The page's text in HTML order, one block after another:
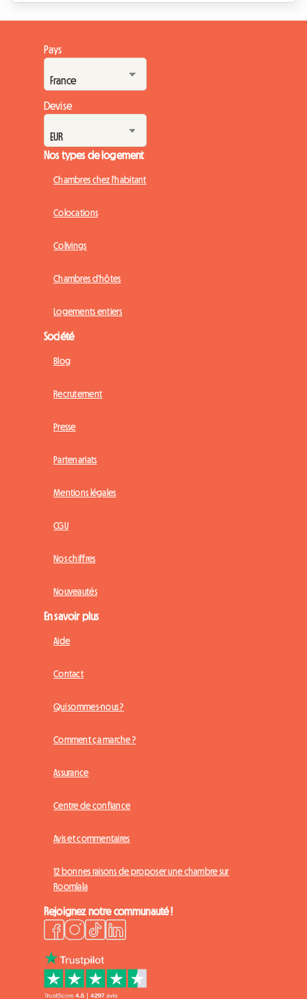
casse-tête financier, notamment en ce qui concerne
l'hébergement. Chez Roomlala, nous savons à quel point il
est crucial de trouver un pied-à-terre con...
Pays
Devise
Nos types de logement
Chambres chez l'habitant
Colocations
Colivings
Chambres d'hôtes
Logements entiers
Société
Blog
Recrutement
Presse
Partenariats
Mentions légales
CGU
Nos chiffres
Nouveautés
En savoir plus
Aide
Contact
Qui sommes-nous ?
Comment ça marche ?
Assurance
Centre de confiance
Avis et commentaires
12 bonnes raisons de proposer une chambre sur
Roomlala
Rejoignez notre communauté !